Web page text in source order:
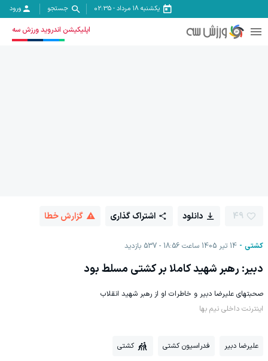
یکشنبه ۱۸ مرداد -
02:35 جستجو ورود
اپلیکیشن اندروید ورزش سه
کشتی 14 تیر 1405 ساعت 18:56 537 بازدید
49 دانلود اشتراک گذاری گزارش خطا
دبیر: رهبر شهید کاملا بر کشتی مسلط بود
صحبتهای علیرضا دبیر و خاطرات او از رهبر شهید انقلاب
اینترنت داخلی نیم بها
علیرضا دبیر فدراسیون کشتی کشتی